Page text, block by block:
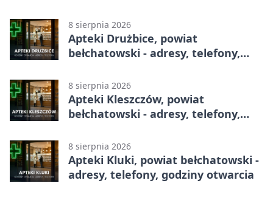
8 sierpnia 2026
Apteki Drużbice, powiat
bełchatowski - adresy, telefony,
8 sierpnia 2026
Apteki Kleszczów, powiat
bełchatowski - adresy, telefony,
8 sierpnia 2026
Apteki Kluki, powiat bełchatowski -
adresy, telefony, godziny otwarcia